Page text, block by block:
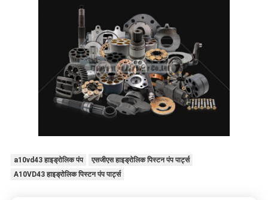
a10vd43 हाइड्रोलिक पंप
एसजीएस हाइड्रोलिक पिस्टन पंप पार्ट्स
A10VD43 हाइड्रोलिक पिस्टन पंप पार्ट्स